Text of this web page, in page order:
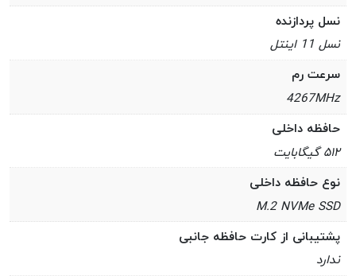
نسل پردازنده
نسل 11 اینتل
سرعت رم
4267MHz
حافظه داخلی
۵۱۲ گیگابایت
نوع حافظه داخلی
M.2 NVMe SSD
پشتیبانی از کارت حافظه جانبی
ندارد